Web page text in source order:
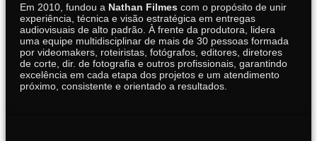
Em 2010, fundou a Nathan Filmes com o propósito de unir
experiência, técnica e visão estratégica em entregas
audiovisuais de alto padrão. À frente da produtora, lidera
uma equipe multidisciplinar de mais de 30 pessoas formada
por videomakers, roteiristas, fotógrafos, editores, diretores
de corte, dir. de fotografia e outros profissionais, garantindo
excelência em cada etapa dos projetos e um atendimento
próximo, consistente e orientado a resultados.